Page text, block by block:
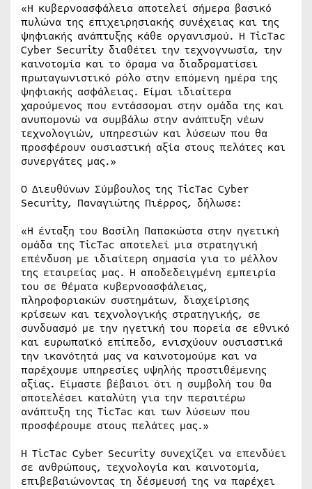
«Η κυβερνοασφάλεια αποτελεί σήμερα βασικό
πυλώνα της επιχειρησιακής συνέχειας και της
ψηφιακής ανάπτυξης κάθε οργανισμού. Η TicTac
Cyber Security διαθέτει την τεχνογνωσία, την
καινοτομία και το όραμα να διαδραματίσει
πρωταγωνιστικό ρόλο στην επόμενη ημέρα της
ψηφιακής ασφάλειας. Είμαι ιδιαίτερα
χαρούμενος που εντάσσομαι στην ομάδα της και
ανυπομονώ να συμβάλω στην ανάπτυξη νέων
τεχνολογιών, υπηρεσιών και λύσεων που θα
προσφέρουν ουσιαστική αξία στους πελάτες και
συνεργάτες μας.»
Ο Διευθύνων Σύμβουλος της TicTac Cyber
Security, Παναγιώτης Πιέρρος, δήλωσε:
«Η ένταξη του Βασίλη Παπακώστα στην ηγετική
ομάδα της TicTac αποτελεί μια στρατηγική
επένδυση με ιδιαίτερη σημασία για το μέλλον
της εταιρείας μας. Η αποδεδειγμένη εμπειρία
του σε θέματα κυβερνοασφάλειας,
πληροφοριακών συστημάτων, διαχείρισης
κρίσεων και τεχνολογικής στρατηγικής, σε
συνδυασμό με την ηγετική του πορεία σε εθνικό
και ευρωπαϊκό επίπεδο, ενισχύουν ουσιαστικά
την ικανότητά μας να καινοτομούμε και να
παρέχουμε υπηρεσίες υψηλής προστιθέμενης
αξίας. Είμαστε βέβαιοι ότι η συμβολή του θα
αποτελέσει καταλύτη για την περαιτέρω
ανάπτυξη της TicTac και των λύσεων που
προσφέρουμε στους πελάτες μας.»
Η TicTac Cyber Security συνεχίζει να επενδύει
σε ανθρώπους, τεχνολογία και καινοτομία,
επιβεβαιώνοντας τη δέσμευσή της να παρέχει